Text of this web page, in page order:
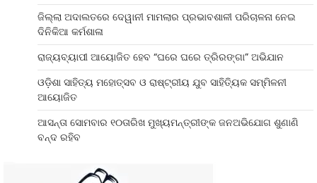
ଜିଲ୍ଲା ଅଦାଲତରେ ଦେୱାନୀ ମାମଲାର ପ୍ରଭାବଶାଳୀ ପରିଚାଳନା ନେଇ
ଦିନିକିଆ କର୍ମଶାଳା
ରାଜ୍ୟବ୍ୟାପୀ ଆୟୋଜିତ ହେବ “ଘରେ ଘରେ ତ୍ରିରଙ୍ଗା” ଅଭିଯାନ
ଓଡ଼ିଶା ସାହିତ୍ୟ ମହୋତ୍ସବ ଓ ରାଷ୍ଟ୍ରୀୟ ଯୁବ ସାହିତ୍ୟିକ ସମ୍ମିଳନୀ
ଆୟୋଜିତ
ଆସନ୍ତା ସୋମବାର ୧୦ତାରିଖ ମୁଖ୍ୟମନ୍ତ୍ରୀଙ୍କ ଜନଅଭିଯୋଗ ଶୁଣାଣି
ବନ୍ଦ ରହିବ